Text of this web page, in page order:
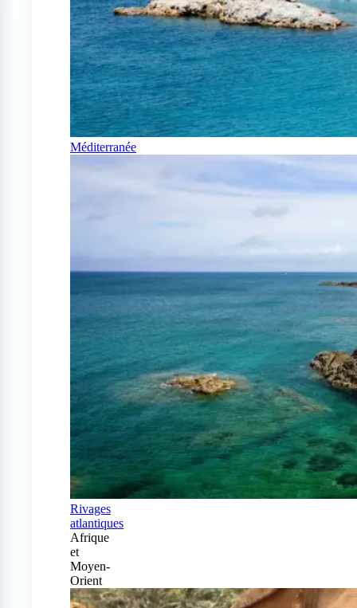
Méditerranée
Rivages
atlantiques
Afrique
et
Moyen-
Orient